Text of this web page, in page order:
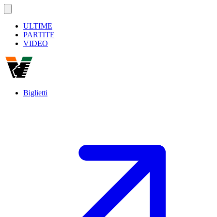
ULTIME
PARTITE
VIDEO
Biglietti